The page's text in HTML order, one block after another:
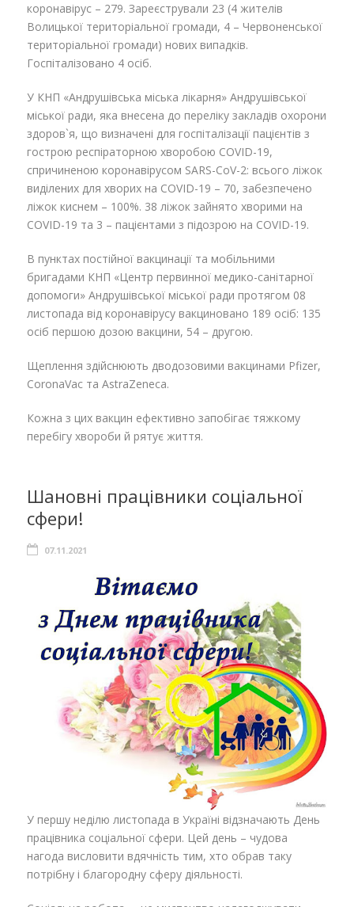
коронавірус – 279. Зареєстрували 23 (4 жителів
Волицької територіальної громади, 4 – Червоненської
територіальної громади) нових випадків.
Госпіталізовано 4 осіб.
У КНП «Андрушівська міська лікарня» Андрушівської
міської ради, яка внесена до переліку закладів охорони
здоров`я, що визначені для госпіталізації пацієнтів з
гострою респіраторною хворобою COVID-19,
спричиненою коронавірусом SARS-CoV-2: всього ліжок
виділених для хворих на COVID-19 – 70, забезпечено
ліжок киснем – 100%. 38 ліжок зайнято хворими на
COVID-19 та 3 – пацієнтами з підозрою на COVID-19.
В пунктах постійної вакцинації та мобільними
бригадами КНП «Центр первинної медико-санітарної
допомоги» Андрушівської міської ради протягом 08
листопада від коронавірусу вакциновано 189 осіб: 135
осіб першою дозою вакцини, 54 – другою.
Щеплення здійснюють дводозовими вакцинами Pfizer,
CoronaVac та AstraZeneca.
Кожна з цих вакцин ефективно запобігає тяжкому
перебігу хвороби й рятує життя.
Шановні працівники соціальної
сфери!
07.11.2021
У першу неділю листопада в Україні відзначають День
працівника соціальної сфери. Цей день – чудова
нагода висловити вдячність тим, хто обрав таку
потрібну і благородну сферу діяльності.